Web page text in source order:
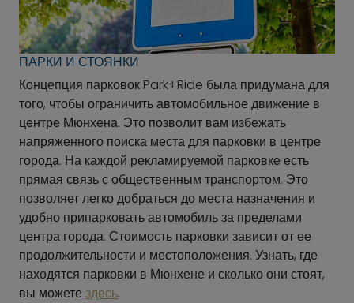
ПАРКИ И СТОЯНКИ
Концепция парковок Park+Ride была придумана для
того, чтобы ограничить автомобильное движение в
центре Мюнхена. Это позволит вам избежать
напряженного поиска места для парковки в центре
города. На каждой рекламируемой парковке есть
прямая связь с общественным транспортом. Это
позволяет легко добраться до места назначения и
удобно припарковать автомобиль за пределами
центра города. Стоимость парковки зависит от ее
продолжительности и местоположения. Узнать, где
находятся парковки в Мюнхене и сколько они стоят,
вы можете здесь.